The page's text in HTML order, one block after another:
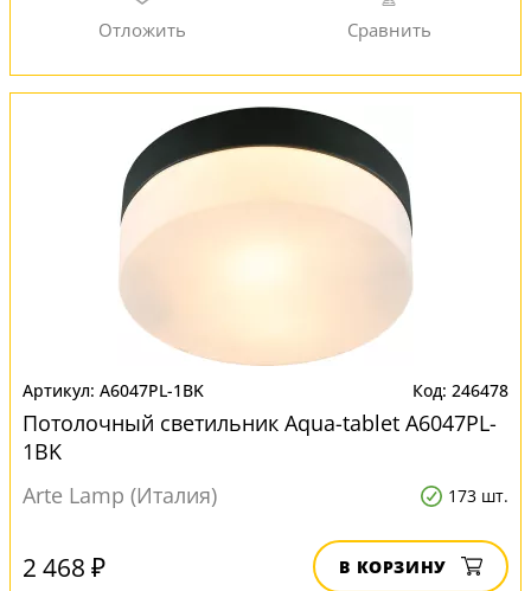
A6047PL-1BK 246478
Потолочный светильник Aqua-tablet A6047PL-
1BK
Arte Lamp (Италия)
173 шт.
2 468 ₽ В КОРЗИНУ